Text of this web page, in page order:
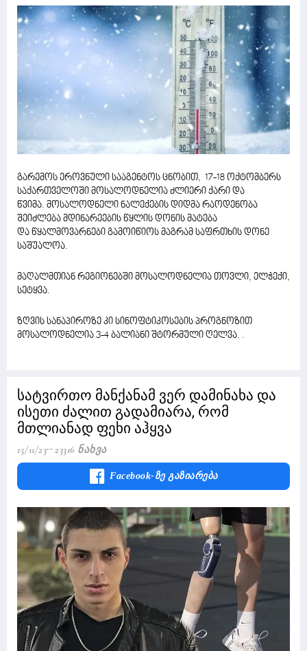
გარემოს ეროვნული სააგენტოს ცნობით, 17-18 ოქტომბერს
საქართველოში მოსალოდნელია ძლიერი ქარი და
წვიმა. მოსალოდნელი ნალექების დიდმა რაოდენობა
შეიძლება მდინარეების წყლის დონის მატება
და წყალმოვარნები გამოიწიოს მაგრამ საფრთხის დონე
საშუალოა.
მაღალმთიან რეგიონებში მოსალოდნელია თოვლი, ელჭექი,
სეტყვა.
ზღვის სანაპიროზე კი სინოფტიკოსების პროგნოზით
მოსალოდნელია 3-4 ბალიანი შტორმული ღელვა. .
სატვირთო მანქანამ ვერ დამინახა და
ისეთი ძალით გადამიარა, რომ
მთლიანად ფეხი აჰყვა
15/11/23 23316 Ნახვა
Facebook-Ზე Გაზიარება